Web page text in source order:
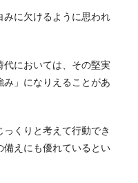
に欠けるように思われ
代においては、その堅実
」になりえることがあ
くりと考えて行動でき
備えにも優れているとい